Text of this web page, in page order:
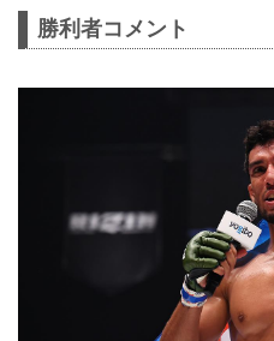
勝利者コメント